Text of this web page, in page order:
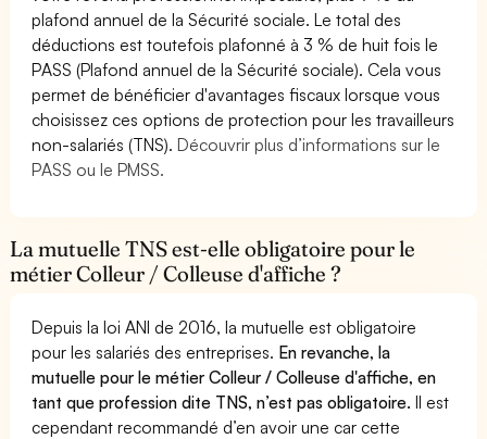
plafond annuel de la Sécurité sociale. Le total des
déductions est toutefois plafonné à 3 % de huit fois le
PASS (Plafond annuel de la Sécurité sociale). Cela vous
permet de bénéficier d'avantages fiscaux lorsque vous
choisissez ces options de protection pour les travailleurs
non-salariés (TNS).Découvrir plus d’informations sur le
PASS ou le PMSS.
La mutuelle TNS est-elle obligatoire pour le
métier Colleur / Colleuse d'affiche ?
Depuis la loi ANI de 2016, la mutuelle est obligatoire
pour les salariés des entreprises. En revanche, la
mutuelle pour le métier Colleur / Colleuse d'affiche, en
tant que profession dite TNS, n’est pas obligatoire.Il est
cependant recommandé d’en avoir une car cette